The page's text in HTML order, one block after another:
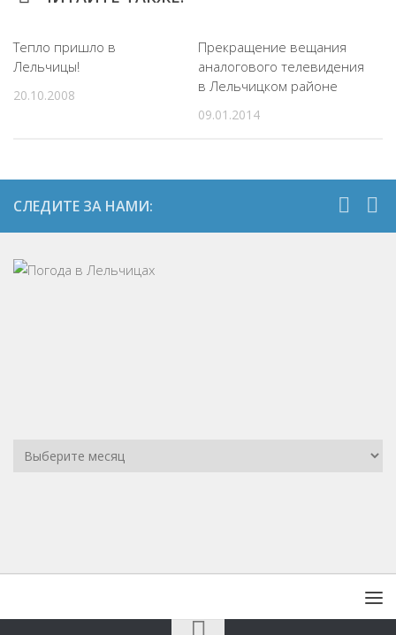
Тепло пришло в
Лельчицы!
20.10.2008
Прекращение вещания
аналогового телевидения
в Лельчицком районе
09.01.2014
СЛЕДИТЕ ЗА НАМИ: